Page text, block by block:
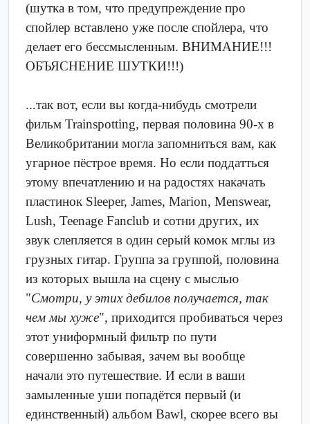
(шутка в том, что предупреждение про
спойлер вставлено уже после спойлера, что
делает его бессмысленным. ВНИМАНИЕ!!!
ОБЪЯСНЕНИЕ ШУТКИ!!!)
...так вот, если вы когда-нибудь смотрели
фильм Trainspotting, первая половина 90-х в
Великобритании могла запомниться вам, как
угарное пёстрое время. Но если поддатться
этому впечатлению и на радостях накачать
пластинок Sleeper, James, Marion, Menswear,
Lush, Teenage Fanclub и сотни других, их
звук слепляется в один серый комок мглы из
грузных гитар. Группа за группой, половина
из которых вышла на сцену с мыслью
"Смотри, у этих дебилов получается, так
чем мы хуже", приходится пробиваться через
этот униформный фильтр по пути
совершенно забывая, зачем вы вообще
начали это путешествие. И если в ваши
замыленные уши попадётся первый (и
единственный) альбом Bawl, скорее всего вы